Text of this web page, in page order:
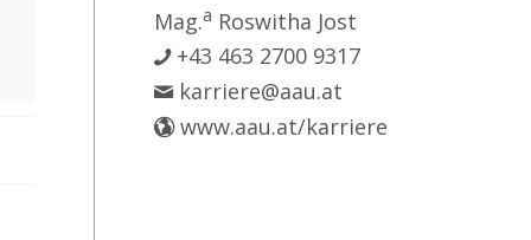
Mag.a Roswitha Jost
+43 463 2700 9317
karriere@aau.at
www.aau.at/karriere